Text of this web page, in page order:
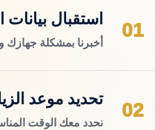
01
استقبال بيانات
أخبرنا بمشكلة جهازك
02
تحديد موعد
نحدد معك الوقت